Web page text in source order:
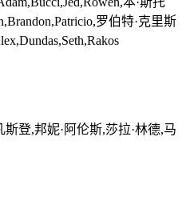
罗伯特·克里斯
斯登,邦妮·阿伦斯,莎拉·林德,马